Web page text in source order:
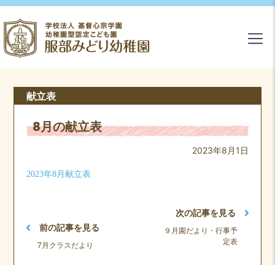
献立表
8月の献立表
2023年8月1日
2023年8月献立表
前の記事を見る
7月クラスだより
次の記事を見る
９月園だより・行事予
定表